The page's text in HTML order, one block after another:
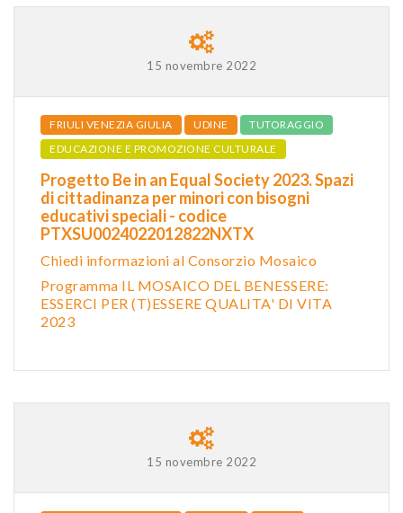
15 novembre 2022
FRIULI VENEZIA GIULIA UDINE
TUTORAGGIO
EDUCAZIONE E PROMOZIONE CULTURALE
Progetto Be in an Equal Society 2023. Spazi
di cittadinanza per minori con bisogni
educativi speciali - codice
PTXSU0024022012822NXTX
Chiedi informazioni al Consorzio Mosaico
Programma IL MOSAICO DEL BENESSERE:
ESSERCI PER (T)ESSERE QUALITA' DI VITA
2023
15 novembre 2022